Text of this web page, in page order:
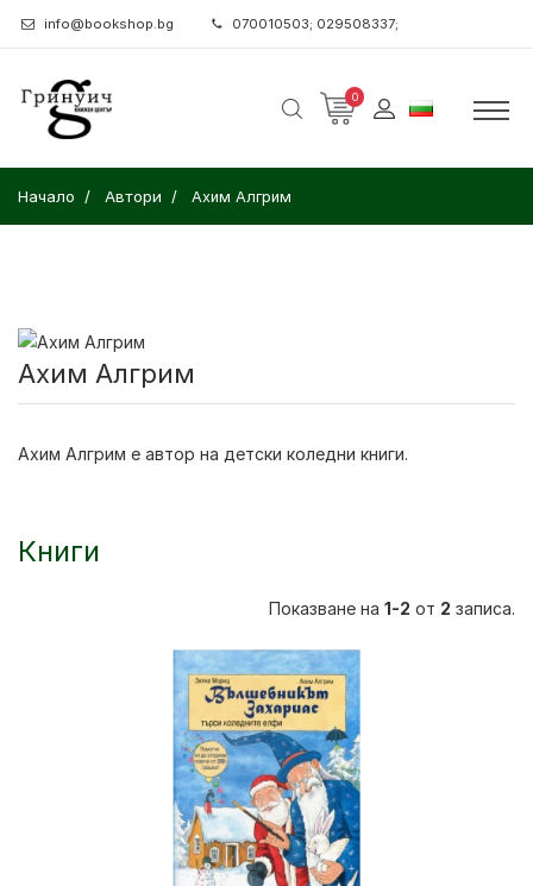
info@bookshop.bg 070010503; 029508337;
0
Начало Автори Ахим Алгрим
Ахим Алгрим
Ахим Алгрим е автор на детски коледни книги.
Книги
Показване на 1-2 от 2 записа.